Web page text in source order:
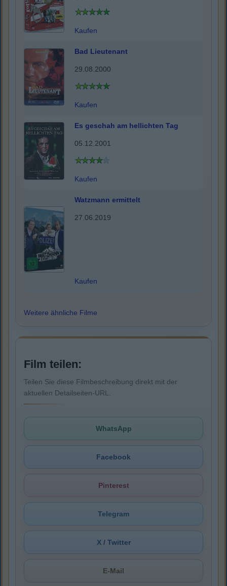
Kaufen
Bad Lieutenant
29.08.2000
Kaufen
Es geschah am hellichten Tag
05.12.2001
Kaufen
Watzmann ermittelt
27.06.2019
Kaufen
Weitere ähnliche Filme
Film teilen:
Teilen Sie diese Filmbeschreibung direkt mit der
aktuellen Detailseiten-URL.
WhatsApp
Facebook
Pinterest
Telegram
X / Twitter
E-Mail